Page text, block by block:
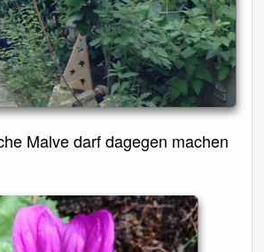
Malve darf dagegen machen